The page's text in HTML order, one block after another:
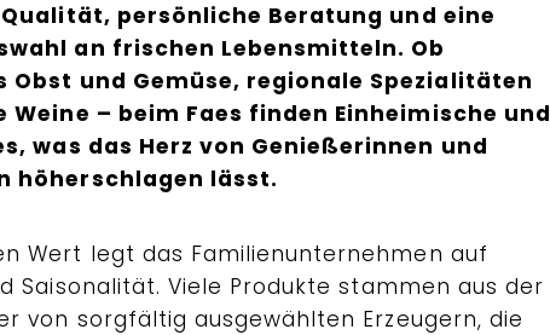
persönliche Beratung und eine
an frischen Lebensmitteln. Ob
Obst und Gemüse, regionale Spezialitäten
Weine – beim Faes finden Einheimische und
was das Herz von Genießerinnen und
höherschlagen lässt.
Wert legt das Familienunternehmen auf
Saisonalität. Viele Produkte stammen aus der
von sorgfältig ausgewählten Erzeugern, die